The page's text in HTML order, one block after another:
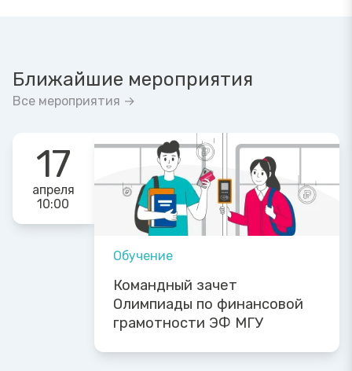
Ближайшие мероприятия
Все мероприятия →
17
апреля
10:00
Обучение
Командный зачет
Олимпиады по финансовой
грамотности ЭФ МГУ